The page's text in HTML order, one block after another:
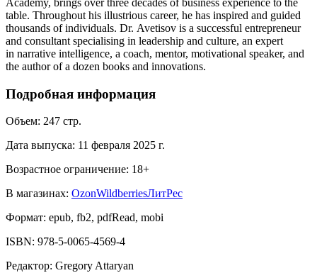
Academy, brings over three decades of business experience to the
table. Throughout his illustrious career, he has inspired and guided
thousands of individuals. Dr. Avetisov is a successful entrepreneur
and consultant specialising in leadership and culture, an expert
in narrative intelligence, a coach, mentor, motivational speaker, and
the author of a dozen books and innovations.
Подробная информация
Объем: 247 стр.
Дата выпуска: 11 февраля 2025 г.
Возрастное ограничение: 18+
В магазинах: OzonWildberriesЛитРес
Формат: epub, fb2, pdfRead, mobi
ISBN: 978-5-0065-4569-4
Редактор: Gregory Attaryan